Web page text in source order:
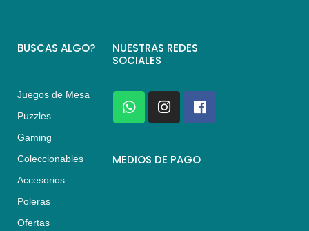
BUSCAS ALGO?
Juegos de Mesa
Puzzles
Gaming
Coleccionables
Accesorios
Poleras
Ofertas
NUESTRAS REDES
SOCIALES
W
h
a
s
I
n
s
a
F
a
c
b
MEDIOS DE PAGO